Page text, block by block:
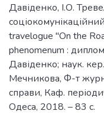
Давіденко, І.О.
travelogue "On the
phenomenum :
Давіденко; наук.
Мечникова, Ф-т
справи, Каф.
Одеса, 2018. – 83 с.